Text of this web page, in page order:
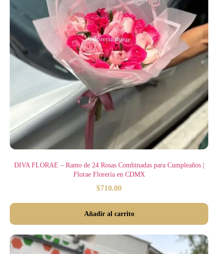
DIVA FLORAE – Ramo de 24 Rosas Combinadas para Cumpleaños |
Florae Florería en CDMX
$710.00
Añadir al carrito